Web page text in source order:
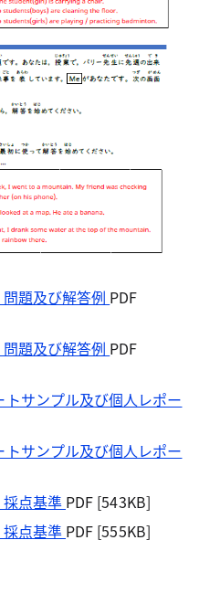
題及び解答例 PDF
題及び解答例 PDF
トサンプル及び個人レポー
トサンプル及び個人レポー
採点基準 PDF [543KB]
採点基準 PDF [555KB]